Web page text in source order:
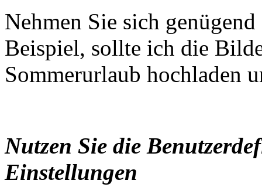
Nehmen Sie sich
Beispiel, sollte ich die
Sommerurlaub hochladen
Nutzen Sie die
Einstellungen